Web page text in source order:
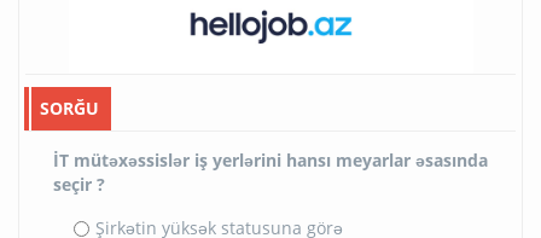
SORĞU
İT mütəxəssislər iş yerlərini hansı meyarlar əsasında
seçir ?
Şirkətin yüksək statusuna görə